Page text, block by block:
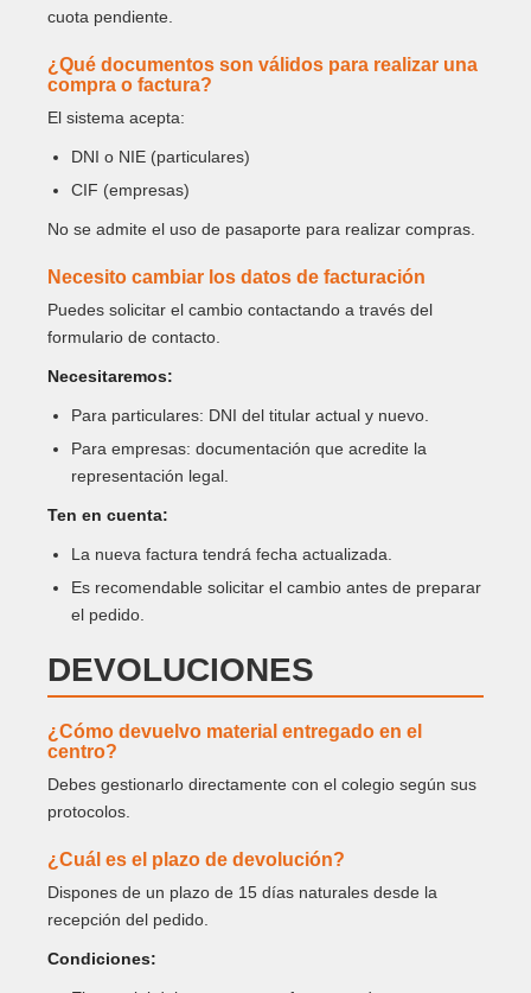
cuota pendiente.
¿Qué documentos son válidos para realizar una
compra o factura?
El sistema acepta:
DNI o NIE (particulares)
CIF (empresas)
No se admite el uso de pasaporte para realizar compras.
Necesito cambiar los datos de facturación
Puedes solicitar el cambio contactando a través del
formulario de contacto.
Necesitaremos:
Para particulares: DNI del titular actual y nuevo.
Para empresas: documentación que acredite la
representación legal.
Ten en cuenta:
La nueva factura tendrá fecha actualizada.
Es recomendable solicitar el cambio antes de preparar
el pedido.
DEVOLUCIONES
¿Cómo devuelvo material entregado en el
centro?
Debes gestionarlo directamente con el colegio según sus
protocolos.
¿Cuál es el plazo de devolución?
Dispones de un plazo de 15 días naturales desde la
recepción del pedido.
Condiciones: